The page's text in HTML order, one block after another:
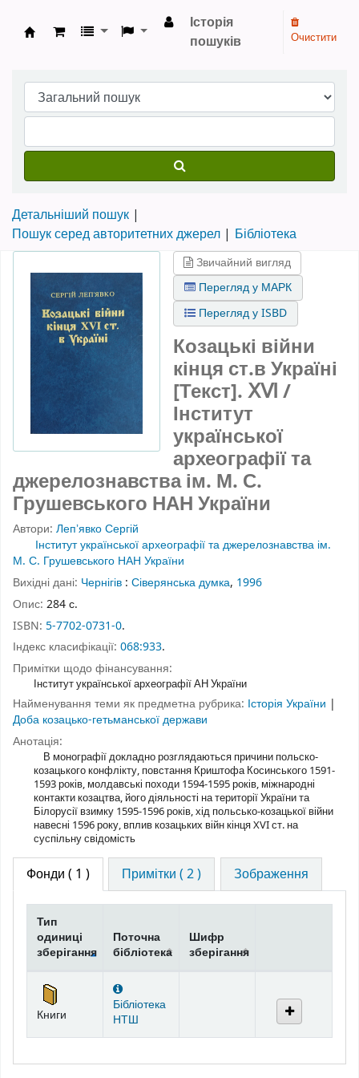
Бібліотека НТШ › Електронний каталог
Історія
пошуків
Очистити
Детальніший пошук
Пошук серед авторитетних джерел
Бібліотека
Звичайний вигляд
Перегляд у МАРК
Перегляд у ISBD
Козацькі війни
кінця ст.в Україні
[Текст].ⅩⅥ/
Інститут
української
археографії та
джерелознавства ім. М. С.
Грушевського НАН України
Автори: Лепʼявко Сергій
Інститут української археографії та джерелознавства ім.
М. С. Грушевського НАН України
Вихідні дані: Чернігів : Сіверянська думка, 1996
Опис: 284 с.
ISBN: 5-7702-0731-0.
Індекс класифікації: 068:933.
Примітки щодо фінансування:
Інститут української археографії АН України
Найменування теми як предметна рубрика: Історія України |
Доба козацько-гетьманської держави
Анотація:
В монографії докладно розглядаються причини польско-
козацького конфлікту, повстання Криштофа Косинського 1591-
1593 років, молдавські походи 1594-1595 років, міжнародні
контакти козацтва, його діяльності на території України та
Білорусії взимку 1595-1596 років, хід польсько-козацької війни
навесні 1596 року, вплив козацьких війн кінця XVI ст. на
суспільну свідомість
Фонди ( 1 ) Примітки ( 2 ) Зображення
Тип
одиниці
зберігання
Поточна
бібліотека
Шифр
зберігання
Книги
Бібліотека
НТШ